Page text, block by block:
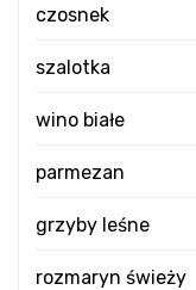
czosnek
szalotka
wino białe
parmezan
grzyby leśne
rozmaryn świeży